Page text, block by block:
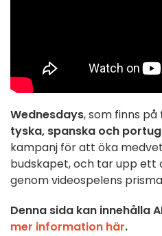
Wednesdays, som finns på
tyska, spanska och
kampanj för att öka
budskapet, och tar upp
genom videospelens
Denna sida kan innehålla
mer information här.